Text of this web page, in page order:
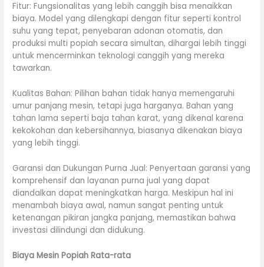
Fitur: Fungsionalitas yang lebih canggih bisa menaikkan
biaya. Model yang dilengkapi dengan fitur seperti kontrol
suhu yang tepat, penyebaran adonan otomatis, dan
produksi multi popiah secara simultan, dihargai lebih tinggi
untuk mencerminkan teknologi canggih yang mereka
tawarkan.
Kualitas Bahan: Pilihan bahan tidak hanya memengaruhi
umur panjang mesin, tetapi juga harganya. Bahan yang
tahan lama seperti baja tahan karat, yang dikenal karena
kekokohan dan kebersihannya, biasanya dikenakan biaya
yang lebih tinggi.
Garansi dan Dukungan Purna Jual: Penyertaan garansi yang
komprehensif dan layanan purna jual yang dapat
diandalkan dapat meningkatkan harga. Meskipun hal ini
menambah biaya awal, namun sangat penting untuk
ketenangan pikiran jangka panjang, memastikan bahwa
investasi dilindungi dan didukung.
Biaya Mesin Popiah Rata-rata